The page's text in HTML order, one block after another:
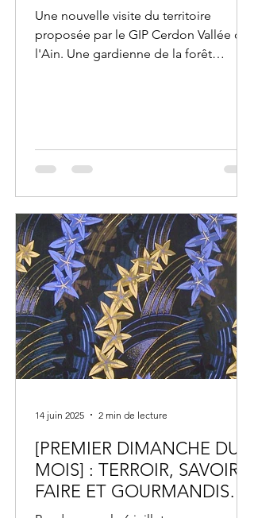
Une nouvelle visite du territoire
proposée par le GIP Cerdon Vallée de
l'Ain. Une gardienne de la forêt
professionnelle Niché en pleine nature
à Serrières-sur-Ain, le sentier du
sous-bois ombragés et paysages
verdoyants. Tout au long du sentier, les
promeneurs sui
[PREMIER DIMANCHE DU
MOIS] : TERROIR, SAVOIR-
FAIRE ET GOURMANDISE
AU CŒUR DU PATRIMOINE
14 juin 2025 2 min de lecture